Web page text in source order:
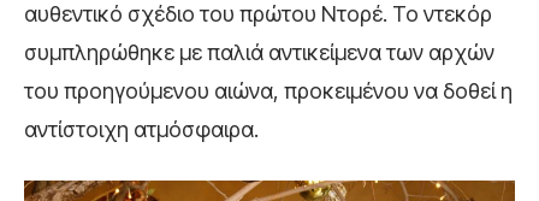
αυθεντικό σχέδιο του πρώτου Ντορέ. Το ντεκόρ
συμπληρώθηκε με παλιά αντικείμενα των αρχών
του προηγούμενου αιώνα, προκειμένου να δοθεί η
αντίστοιχη ατμόσφαιρα.